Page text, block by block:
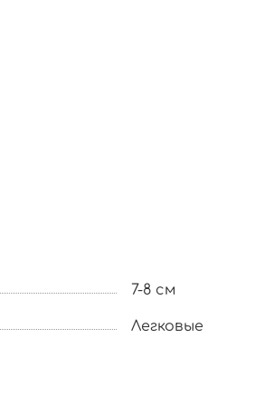
7-8 см
Легковые